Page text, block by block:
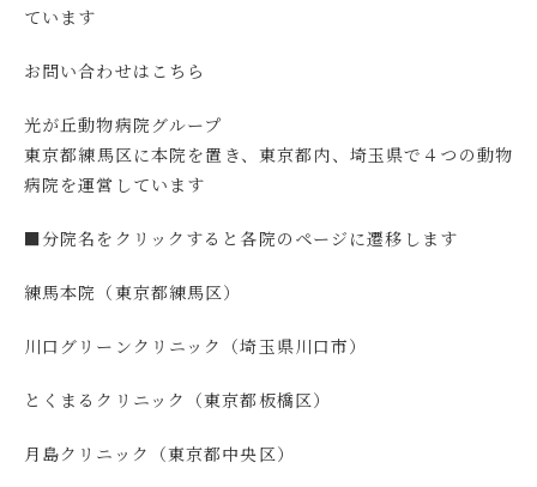
ています
お問い合わせはこちら
光が丘動物病院グループ
東京都練馬区に本院を置き、東京都内、埼玉県で４つの動物
病院を運営しています
■分院名をクリックすると各院のページに遷移します
練馬本院（東京都練馬区）
川⼝グリーンクリニック（埼玉県川口市）
とくまるクリニック（東京都板橋区）
月島クリニック（東京都中央区）